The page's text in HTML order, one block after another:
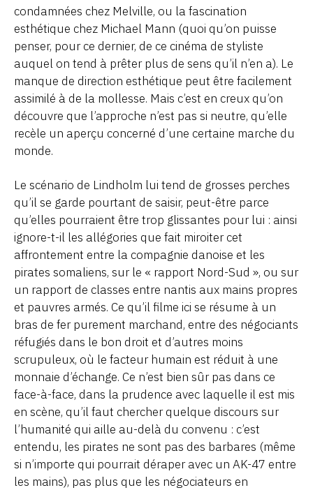
condamnées chez Melville, ou la fascination
esthétique chez Michael Mann (quoi qu’on puisse
penser, pour ce dernier, de ce cinéma de styliste
auquel on tend à prêter plus de sens qu’il n’en a). Le
manque de direction esthétique peut être facilement
assimilé à de la mollesse. Mais c’est en creux qu’on
découvre que l’approche n’est pas si neutre, qu’elle
recèle un aperçu concerné d’une certaine marche du
monde.
Le scénario de Lindholm lui tend de grosses perches
qu’il se garde pourtant de saisir, peut-être parce
qu’elles pourraient être trop glissantes pour lui : ainsi
ignore-t-il les allégories que fait miroiter cet
affrontement entre la compagnie danoise et les
pirates somaliens, sur le « rapport Nord-Sud », ou sur
un rapport de classes entre nantis aux mains propres
et pauvres armés. Ce qu’il filme ici se résume à un
bras de fer purement marchand, entre des négociants
réfugiés dans le bon droit et d’autres moins
scrupuleux, où le facteur humain est réduit à une
monnaie d’échange. Ce n’est bien sûr pas dans ce
face-à-face, dans la prudence avec laquelle il est mis
en scène, qu’il faut chercher quelque discours sur
l’humanité qui aille au-delà du convenu : c’est
entendu, les pirates ne sont pas des barbares (même
si n’importe qui pourrait déraper avec un AK-47 entre
les mains), pas plus que les négociateurs en